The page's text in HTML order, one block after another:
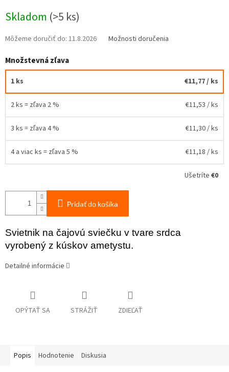
cena:
Skladom (>5 ks)
Môžeme doručiť do: 11.8.2026 Možnosti doručenia
Množstevná zľava
1 ks €11,77/ ks
2 ks = zľava 2 % €11,53 / ks
3 ks = zľava 4 % €11,30/ ks
4 a viac ks = zľava 5 % €11,18 / ks
Ušetríte €0
Pridať do košíka
Svietnik na čajovú sviečku v tvare srdca
vyrobený z kúskov ametystu.
Detailné informácie
OPÝTAŤ SA STRÁŽIŤ ZDIEĽAŤ
Popis Hodnotenie Diskusia